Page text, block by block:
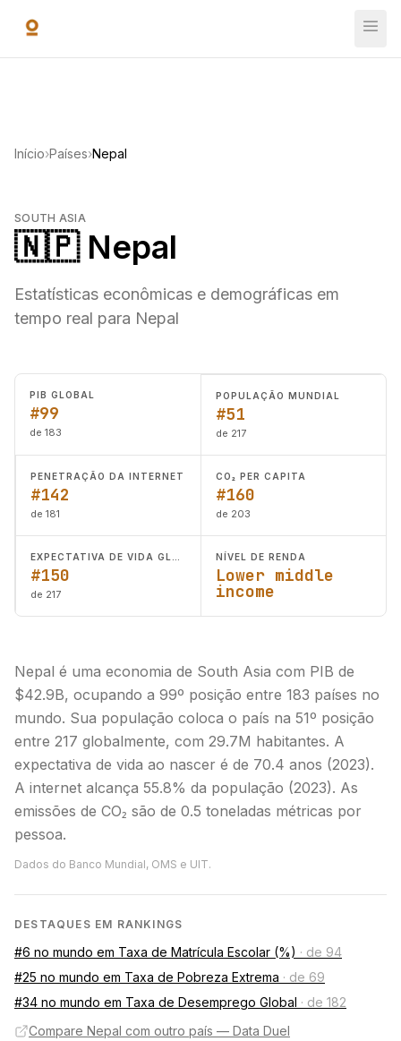
Início›Países›Nepal
SOUTH ASIA
🇳🇵 Nepal
Estatísticas econômicas e demográficas em
tempo real para Nepal
PIB GLOBAL
#99
de 183
POPULAÇÃO MUNDIAL
#51
de 217
PENETRAÇÃO DA INTERNET
#142
de 181
CO₂ PER CAPITA
#160
de 203
#150
de 217
NÍVEL DE RENDA
Lower middle
income
Nepal é uma economia de South Asia com PIB de
$42.9B, ocupando a 99º posição entre 183 países no
mundo. Sua população coloca o país na 51º posição
entre 217 globalmente, com 29.7M habitantes. A
expectativa de vida ao nascer é de 70.4 anos (2023).
A internet alcança 55.8% da população (2023). As
emissões de CO₂ são de 0.5 toneladas métricas por
pessoa.
Dados do Banco Mundial, OMS e UIT.
DESTAQUES EM RANKINGS
#6 no mundo em Taxa de Matrícula Escolar (%) · de 94
#25 no mundo em Taxa de Pobreza Extrema · de 69
#34 no mundo em Taxa de Desemprego Global · de 182
Compare Nepal com outro país — Data Duel